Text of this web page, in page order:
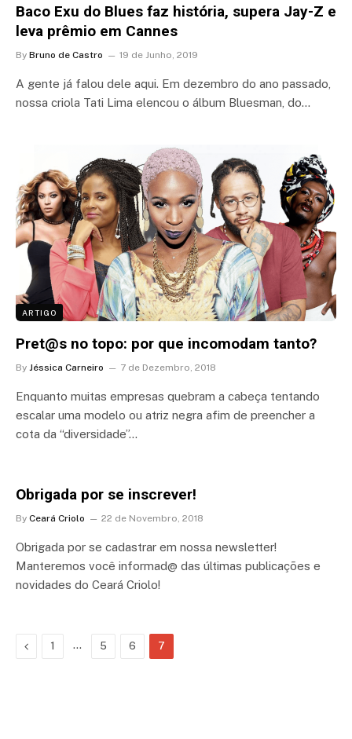
Baco Exu do Blues faz história, supera Jay-Z e
leva prêmio em Cannes
By Bruno de Castro 19 de Junho, 2019
A gente já falou dele aqui. Em dezembro do ano passado,
nossa criola Tati Lima elencou o álbum Bluesman, do…
ARTIGO
Pret@s no topo: por que incomodam tanto?
By Jéssica Carneiro 7 de Dezembro, 2018
Enquanto muitas empresas quebram a cabeça tentando
escalar uma modelo ou atriz negra afim de preencher a
cota da “diversidade”…
Obrigada por se inscrever!
By Ceará Criolo 22 de Novembro, 2018
Obrigada por se cadastrar em nossa newsletter!
Manteremos você informad@ das últimas publicações e
novidades do Ceará Criolo!
Previous
1 … 5 6 7